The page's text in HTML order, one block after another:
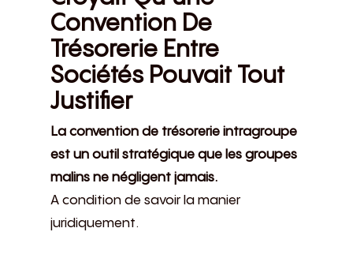
Convention De
Trésorerie Entre
Sociétés Pouvait Tout
Justifier
La convention de trésorerie intragroupe
est un outil stratégique que les groupes
malins ne négligent jamais.
A condition de savoir la manier
juridiquement.